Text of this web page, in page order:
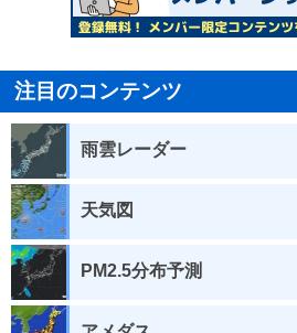
注目のコンテンツ
雨雲レーダー
天気図
PM2.5分布予測